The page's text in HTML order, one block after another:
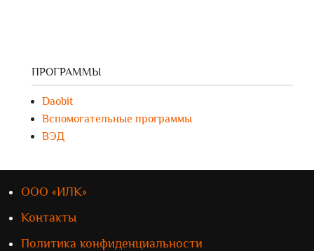
ПРОГРАММЫ
Daobit
Вспомогательные программы
ВЭД
ООО «ИЛК»
Контакты
Политика конфиденциальности